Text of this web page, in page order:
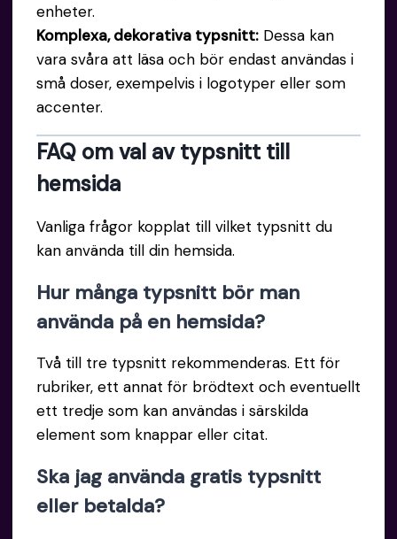
enheter.
Komplexa, dekorativa typsnitt:Dessa kan
vara svåra att läsa och bör endast användas i
små doser, exempelvis i logotyper eller som
accenter.
FAQ om val av typsnitt till
hemsida
Vanliga frågor kopplat till vilket typsnitt du
kan använda till din hemsida.
Hur många typsnitt bör man
använda på en hemsida?
Två till tre typsnitt rekommenderas. Ett för
rubriker, ett annat för brödtext och eventuellt
ett tredje som kan användas i särskilda
element som knappar eller citat.
Ska jag använda gratis typsnitt
eller betalda?